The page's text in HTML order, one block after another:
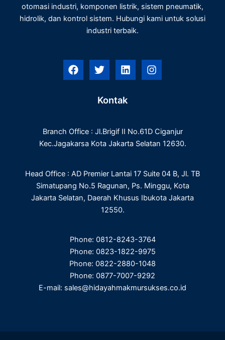
otomasi industri, komponen listrik, sistem pneumatik,
hidrolik, dan kontrol sistem. Hubungi kami untuk solusi
industri terbaik.
F
a
k
T
w
t
t
L
i
e
n
I
n
a
m
Kontak
Branch Office : Jl.Brigif II No.61D Ciganjur
Kec.Jagakarsa Kota Jakarta Selatan 12630.
Head Office : AD Premier Lantai 17 Suite 04 B, Jl. TB
Simatupang No.5 Ragunan, Ps. Minggu, Kota
Jakarta Selatan, Daerah Khusus Ibukota Jakarta
12550.
Phone: 0812-8243-3764
Phone: 0823-1822-9975
Phone: 0822-2880-1048
Phone: 0877-7007-9292
E-mail: sales@hidayahmakmursukses.co.id